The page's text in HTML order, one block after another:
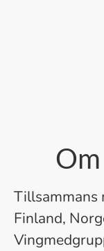
Tillsammans
Finland,